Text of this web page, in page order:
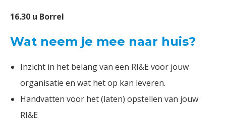
16.30 u Borrel
Wat neem je mee naar huis?
Inzicht in het belang van een RI&E voor jouw
organisatie en wat het op kan leveren.
Handvatten voor het (laten) opstellen van jouw
RI&E